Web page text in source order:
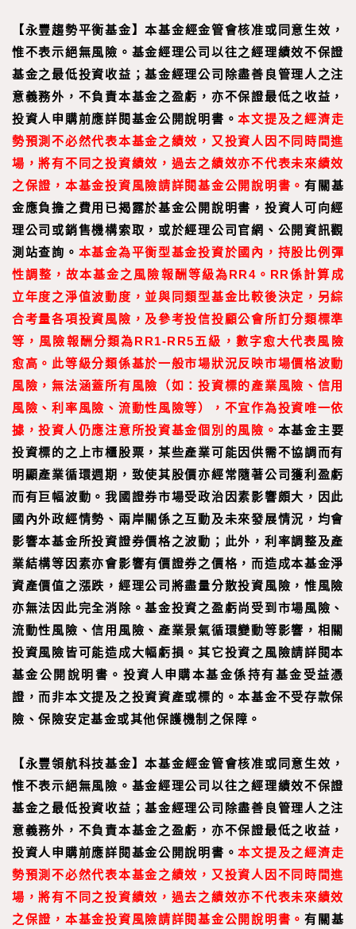
【永豐趨勢平衡基金】本基金經金管會核准或同意生效，
惟不表示絕無風險。基金經理公司以往之經理績效不保證
基金之最低投資收益；基金經理公司除盡善良管理人之注
意義務外，不負責本基金之盈虧，亦不保證最低之收益，
投資人申購前應詳閱基金公開說明書。本文提及之經濟走
勢預測不必然代表本基金之績效，又投資人因不同時間進
場，將有不同之投資績效，過去之績效亦不代表未來績效
之保證，本基金投資風險請詳閱基金公開說明書。有關基
金應負擔之費用已揭露於基金公開說明書，投資人可向經
理公司或銷售機構索取，或於經理公司官網、公開資訊觀
測站查詢。 本基金為平衡型基金投資於國內，持股比例彈
性調整，故本基金之風險報酬等級為RR4。RR係計算成
立年度之淨值波動度，並與同類型基金比較後決定，另綜
合考量各項投資風險，及參考投信投顧公會所訂分類標準
等，風險報酬分類為RR1-RR5五級，數字愈大代表風險
愈高。此等級分類係基於一般市場狀況反映市場價格波動
風險，無法涵蓋所有風險（如：投資標的產業風險、信用
風險、利率風險、流動性風險等），不宜作為投資唯一依
據，投資人仍應注意所投資基金個別的風險。 本基金主要
投資標的之上市櫃股票，某些產業可能因供需不協調而有
明顯產業循環週期，致使其股價亦經常隨著公司獲利盈虧
而有巨幅波動。我國證券市場受政治因素影響頗大，因此
國內外政經情勢、兩岸關係之互動及未來發展情況，均會
影響本基金所投資證券價格之波動；此外，利率調整及產
業結構等因素亦會影響有價證券之價格，而造成本基金淨
資產價值之漲跌，經理公司將盡量分散投資風險，惟風險
亦無法因此完全消除。基金投資之盈虧尚受到市場風險、
流動性風險、信用風險、產業景氣循環變動等影響，相關
投資風險皆可能造成大幅虧損。其它投資之風險請詳閱本
基金公開說明書。投資人申購本基金係持有基金受益憑
證，而非本文提及之投資資產或標的。本基金不受存款保
險、保險安定基金或其他保護機制之保障。
【永豐領航科技基金】本基金經金管會核准或同意生效，
惟不表示絕無風險。基金經理公司以往之經理績效不保證
基金之最低投資收益；基金經理公司除盡善良管理人之注
意義務外，不負責本基金之盈虧，亦不保證最低之收益，
投資人申購前應詳閱基金公開說明書。本文提及之經濟走
勢預測不必然代表本基金之績效，又投資人因不同時間進
場，將有不同之投資績效，過去之績效亦不代表未來績效
之保證，本基金投資風險請詳閱基金公開說明書。有關基